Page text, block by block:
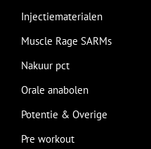
Injectiematerialen
Muscle Rage SARMs
Nakuur pct
Orale anabolen
Potentie & Overige
Pre workout